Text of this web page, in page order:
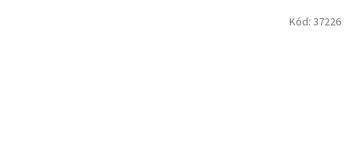
Kód: 37226